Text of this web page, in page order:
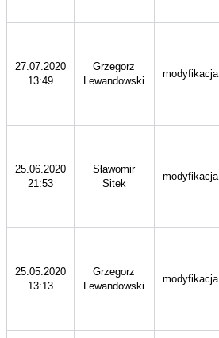
27.07.2020
13:49
Grzegorz
Lewandowski
modyfikacja
25.06.2020
21:53
Sławomir
Sitek
modyfikacja
25.05.2020
13:13
Grzegorz
Lewandowski
modyfikacja